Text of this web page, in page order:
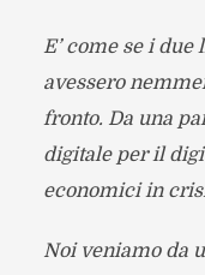
E’ come se i
aves­sero
fronto. Da una
digi­tale per il
eco­no­mici in
Noi veniamo da